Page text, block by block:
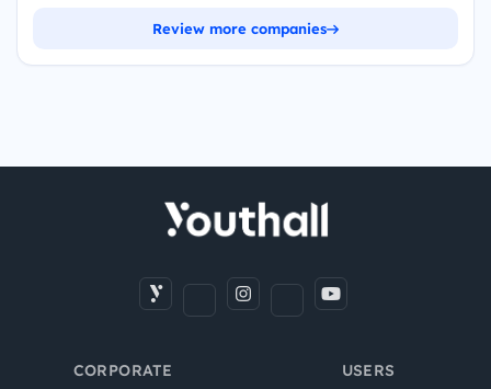
Review more companies
CORPORATE USERS